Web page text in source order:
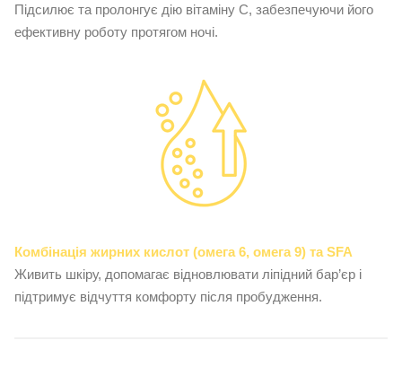
Підсилює та пролонгує дію вітаміну C, забезпечуючи його
ефективну роботу протягом ночі.
Комбінація жирних кислот (омега 6, омега 9) та SFA
Живить шкіру, допомагає відновлювати ліпідний бар’єр і
підтримує відчуття комфорту після пробудження.